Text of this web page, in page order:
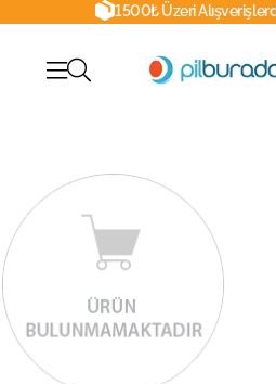
1500₺ Üzeri